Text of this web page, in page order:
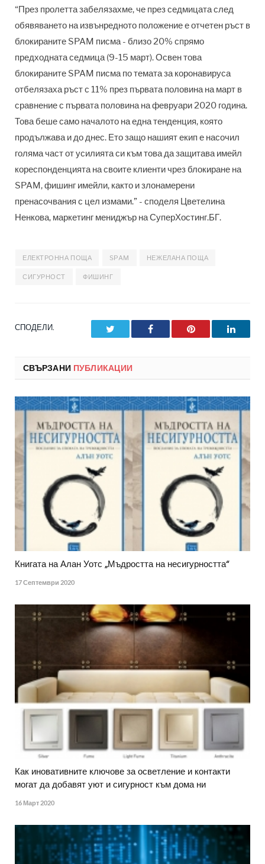
“През пролетта забелязахме, че през седмицата след
обявяването на извънредното положение е отчетен ръст в
блокираните SPAM писма - близо 20% спрямо
предходната седмица (9-15 март). Освен това
блокираните SPAM писма по темата за коронавируса
отбелязаха ръст с 11% през първата половина на март в
сравнение с първата половина на февруари 2020 година.
Това беше само началото на една тенденция, която
продължава и до днес. Ето защо нашият екип е насочил
голяма част от усилията си към това да защитава имейл
кореспонденцията на своите клиенти чрез блокиране на
SPAM, фишинг имейли, както и злонамерени
пренасочвания с цел измами.” - споделя Цветелина
Ненкова, маркетинг мениджър на СуперХостинг.БГ.
ЕЛЕКТРОННА ПОЩА SPAM НЕЖЕЛАНА ПОЩА
СИГУРНОСТ ФИШИНГ
СПОДЕЛИ. Facebook Pinterest
СВЪРЗАНИ ПУБЛИКАЦИИ
Книгата на Алан Уотс „Мъдростта на несигурността“
17 Септември 2020
Как иновативните ключове за осветление и контакти
могат да добавят уют и сигурност към дома ни
16 Март 2020